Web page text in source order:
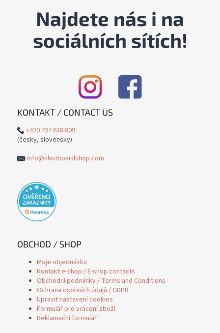
Najdete nás i na
sociálních sítích!
KONTAKT / CONTACT US
+420 737 638 809
(česky, slovensky)
info@shotboardshop.com
OBCHOD / SHOP
Moje objednávka
Kontakt e-shop / E-shop contacts
Obchodní podmínky / Terms and Conditions
Ochrana osobních údajů / GDPR
Upravit nastavení cookies
Formulář pro vrácení zboží
Reklamační formulář